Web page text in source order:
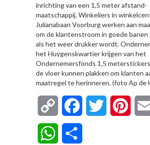
inrichting van een 1,5 meter afstand-
maatschappij. Winkeliers in
Julianabaan Voorburg werken aan
om de klantenstroom in goede banen
als het weer drukker wordt.
het Huygenskwartier krijgen van het
Ondernemersfonds 1,5
de vloer kunnen plakken om klanten
maatregel te herinneren. (foto Ap de
Copy
Link
FacebookTwitter
WhatsApp